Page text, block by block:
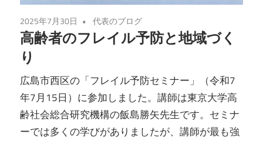
2025年7月30日 代表のブログ
高齢者のフレイル予防と地域づく
り
広島市西区の「フレイル予防セミナー」（令和7
年7月15日）に参加しました。講師は東京大学高
齢社会総合研究機構の飯島勝矢先生です。セミナ
ーでは多くの学びがありましたが、講師が最も強